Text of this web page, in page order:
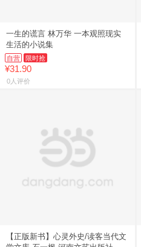
一生的谎言 林万华 一本观照现实
生活的小说集
自营 限时抢
¥31.90
0人评价
【正版新书】心灵外史/读客当代文